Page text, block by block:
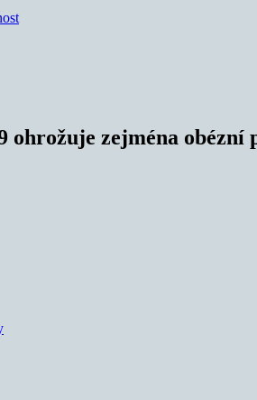
ohrožuje zejména obézní